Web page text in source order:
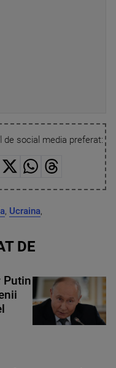
social media preferat:
, Ucraina,
DE
Putin